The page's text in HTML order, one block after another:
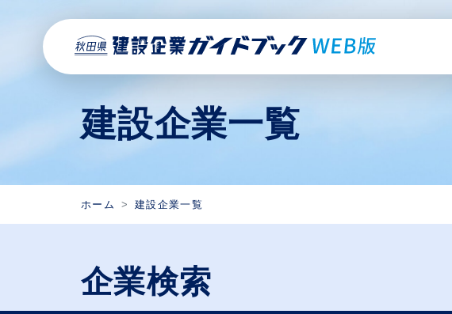
建設企業一覧
ホーム 建設企業一覧
企業検索